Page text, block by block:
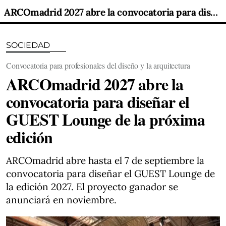
ARCOmadrid 2027 abre la convocatoria para diseñar el GUEST Lounge de la próxima edición
SOCIEDAD
Convocatoria para profesionales del diseño y la arquitectura
ARCOmadrid 2027 abre la
convocatoria para diseñar el
GUEST Lounge de la próxima
edición
ARCOmadrid abre hasta el 7 de septiembre la
convocatoria para diseñar el GUEST Lounge de
la edición 2027. El proyecto ganador se
anunciará en noviembre.